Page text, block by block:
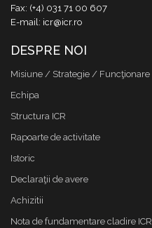
Fax: (+4) 031 71 00 607
E-mail: icr@icr.ro
DESPRE NOI
Misiune / Strategie / Funcţionare
Echipa
Structura ICR
Rapoarte de activitate
Istoric
Declaraţii de avere
Achizitii
Nota de fundamentare cladire ICR